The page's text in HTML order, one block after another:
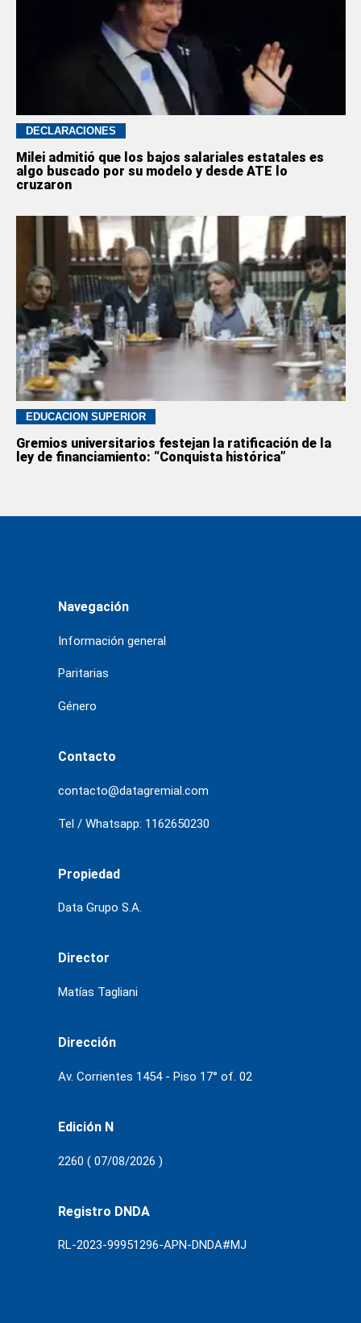
DECLARACIONES
Milei admitió que los bajos salariales estatales es
algo buscado por su modelo y desde ATE lo
cruzaron
EDUCACION SUPERIOR
Gremios universitarios festejan la ratificación de la
ley de financiamiento: “Conquista histórica”
Navegación
Información general
Paritarias
Género
Contacto
contacto@datagremial.com
Tel / Whatsapp: 1162650230
Propiedad
Data Grupo S.A.
Director
Matías Tagliani
Dirección
Av. Corrientes 1454 - Piso 17° of. 02
Edición N
2260 ( 07/08/2026 )
Registro DNDA
RL-2023-99951296-APN-DNDA#MJ